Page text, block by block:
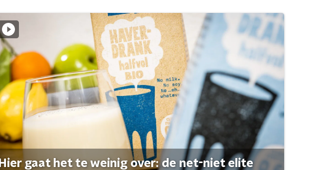
Hier gaat het te weinig over: de net-niet elite